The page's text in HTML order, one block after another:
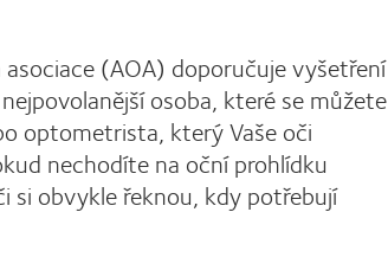
(AOA) doporučuje vyšetření
osoba, které se můžete
optometrista, který Vaše oči
nechodíte na oční prohlídku
si obvykle řeknou, kdy potřebují